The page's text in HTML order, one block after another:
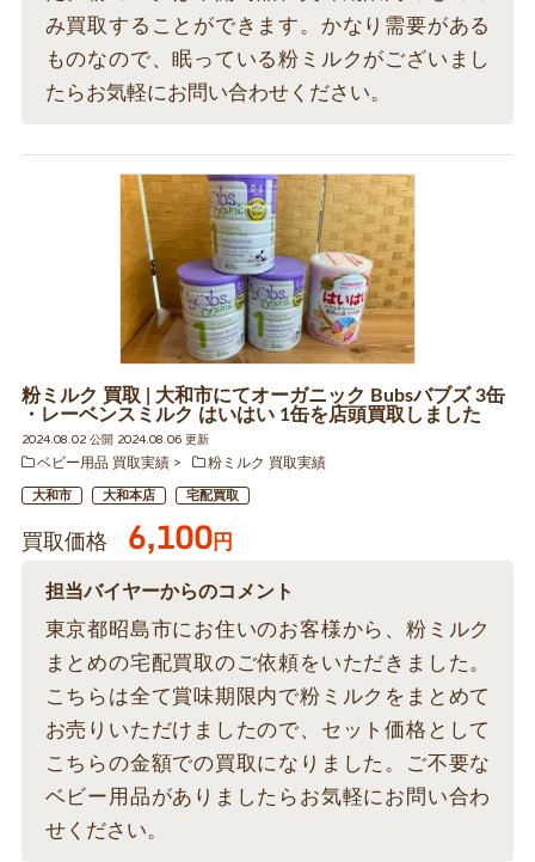
み買取することができます。かなり需要がある
ものなので、眠っている粉ミルクがございまし
たらお気軽にお問い合わせください。
粉ミルク 買取 | 大和市にてオーガニック Bubsバブズ 3缶
・レーベンスミルク はいはい 1缶を店頭買取しました
2024.08.02 公開 2024.08.06 更新
ベビー用品 買取実績
粉ミルク 買取実績
大和市 大和本店 宅配買取
買取価格 6,100円
担当バイヤーからのコメント
東京都昭島市にお住いのお客様から、粉ミルク
まとめの宅配買取のご依頼をいただきました。
こちらは全て賞味期限内で粉ミルクをまとめて
お売りいただけましたので、セット価格として
こちらの金額での買取になりました。ご不要な
ベビー用品がありましたらお気軽にお問い合わ
せください。